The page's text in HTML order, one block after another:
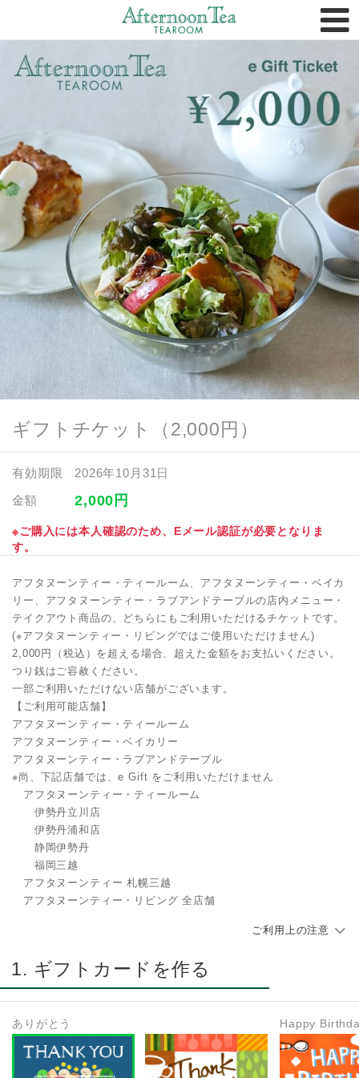
トップページ
購入履歴
ギフトチケット（2,000円）
有効期限
2026年10月31日
金額
2,000 円
※ご購入には本人確認のため、Eメール認証が必要となりま
す。
アフタヌーンティー・ティールーム、アフタヌーンティー・ベイカ
リー、アフタヌーンティー・ラブアンドテーブルの店内メニュー・
テイクアウト商品の、どちらにもご利用いただけるチケットです。
(※アフタヌーンティー・リビングではご使用いただけません)
2,000円（税込）を超える場合、超えた金額をお支払いください。
つり銭はご容赦ください。
一部ご利用いただけない店舗がございます。
【ご利用可能店舗】
アフタヌーンティー・ティールーム
アフタヌーンティー・ベイカリー
アフタヌーンティー・ラブアンドテーブル
※尚、下記店舗では、e Gift をご利用いただけません
アフタヌーンティー・ティールーム
伊勢丹立川店
伊勢丹浦和店
静岡伊勢丹
福岡三越
アフタヌーンティー 札幌三越
アフタヌーンティー・リビング 全店舗
ご利用上の注意
1. ギフトカードを作る
ありがとう Happy